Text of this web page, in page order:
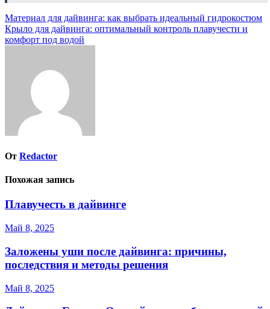
Навигация
по
Материал для дайвинга: как выбрать идеальный гидрокостюм
Крыло для дайвинга: оптимальный контроль плавучести и
комфорт под водой
От Redactor
Похожая запись
Плавучесть в дайвинге
Май 8, 2025
Заложены уши после дайвинга: причины,
последствия и методы решения
Май 8, 2025